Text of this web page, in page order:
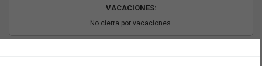
VACACIONES:
No cierra por vacaciones.